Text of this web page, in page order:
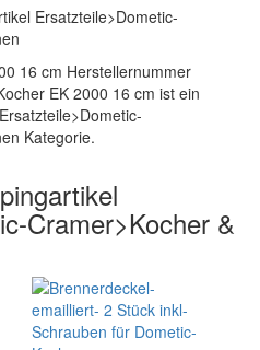
Ersatzteile>Dometic-
16 cm Herstellernummer
EK 2000 16 cm ist ein
Kategorie.
Cramer>Kocher &